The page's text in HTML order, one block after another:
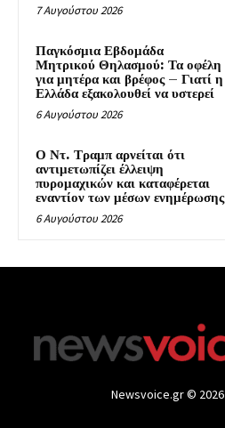
7 Αυγούστου 2026
Παγκόσμια Εβδομάδα
Μητρικού Θηλασμού: Τα οφέλη
για μητέρα και βρέφος – Γιατί η
Ελλάδα εξακολουθεί να υστερεί
6 Αυγούστου 2026
Ο Ντ. Τραμπ αρνείται ότι
αντιμετωπίζει έλλειψη
πυρομαχικών και καταφέρεται
εναντίον των μέσων ενημέρωσης
6 Αυγούστου 2026
Newsvoice.gr © 2026